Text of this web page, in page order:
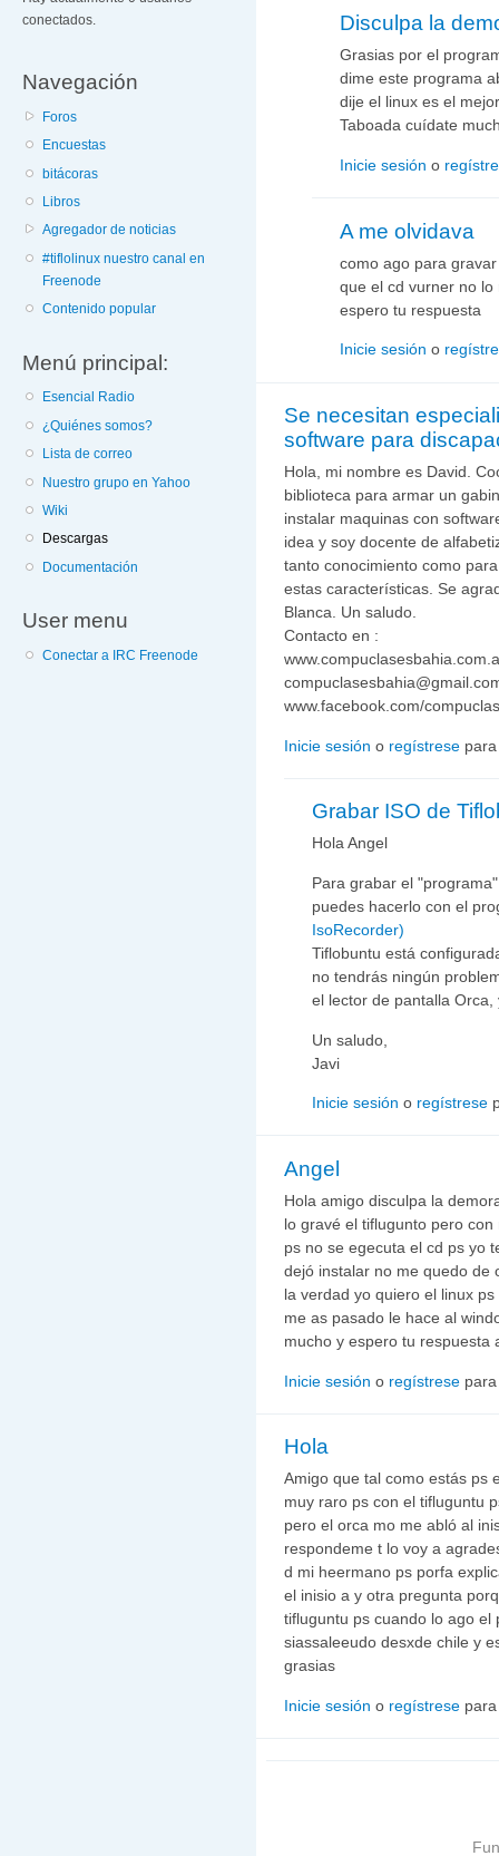
conectados.
Navegación
Foros
Encuestas
bitácoras
Libros
Agregador de noticias
#tiflolinux nuestro canal en
Freenode
Contenido popular
Menú principal:
Esencial Radio
¿Quiénes somos?
Lista de correo
Nuestro grupo en Yahoo
Wiki
Descargas
Documentación
User menu
Conectar a IRC Freenode
Disculpa la
Grasias por el
dime este programa
dije el linux es el
Taboada cuídate
Inicie sesión o
A me olvidava
como ago para
que el cd vurner no
espero tu respuesta
Inicie sesión o
Se necesitan
software para
Hola, mi nombre es David.
biblioteca para armar un
instalar maquinas con
idea y soy docente de
tanto conocimiento como
estas características. Se
Blanca. Un saludo.
Contacto en :
www.facebook.com/
Inicie sesión o regístrese
Grabar ISO de
Hola Angel
Para grabar el
puedes hacerlo con el
IsoRecorder)
Tiflobuntu está
no tendrás ningún
el lector de pantalla
Un saludo,
Javi
Inicie sesión o regístrese
Angel
Hola amigo disculpa la
lo gravé el tiflugunto pero
ps no se egecuta el cd ps yo
dejó instalar no me quedo de
la verdad yo quiero el linux
me as pasado le hace al
mucho y espero tu respuesta
Inicie sesión o regístrese
Hola
Amigo que tal como estás ps
muy raro ps con el tifluguntu
pero el orca mo me abló al
respondeme t lo voy a
d mi heermano ps porfa
el inisio a y otra pregunta
tifluguntu ps cuando lo ago el
siassaleeudo desxde chile y
grasias
Inicie sesión o regístrese